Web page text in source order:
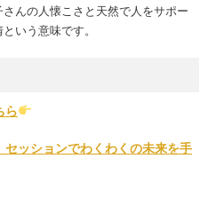
んの人懐こさと天然で人をサポー
いう意味です。
ら
ッションでわくわくの未来を手